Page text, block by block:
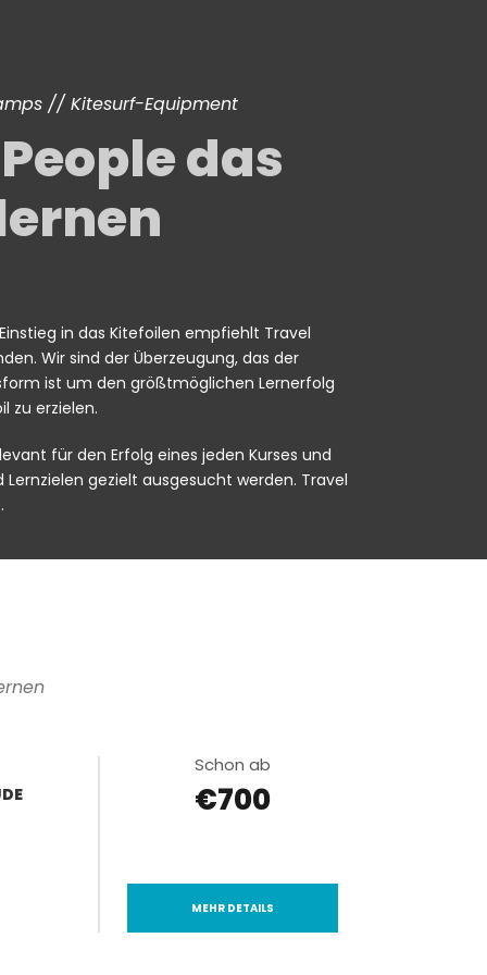
// Kitesurf-Equipment
das
in das Kitefoilen empfiehlt Travel
Wir sind der Überzeugung, das der
ist um den größtmöglichen Lernerfolg
zu erzielen.
für den Erfolg eines jeden Kurses und
gezielt ausgesucht werden. Travel
Schon ab
€700
MEHR DETAILS